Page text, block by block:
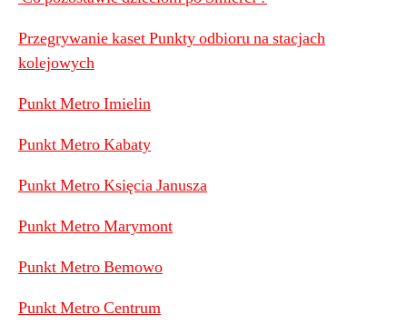
Przegrywanie kaset Punkty odbioru na stacjach
kolejowych
Punkt Metro Imielin
Punkt Metro Kabaty
Punkt Metro Księcia Janusza
Punkt Metro Marymont
Punkt Metro Bemowo
Punkt Metro Centrum